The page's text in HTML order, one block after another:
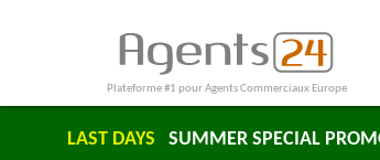
Plateforme #1 pour Agents Commerciaux Europe
LAST DAYS SUMMER SPECIAL